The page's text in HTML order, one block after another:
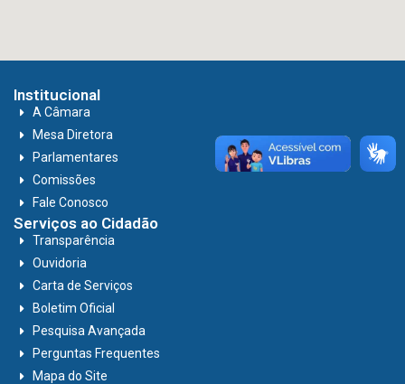
Institucional
A Câmara
Mesa Diretora
Parlamentares
Comissões
Fale Conosco
Serviços ao Cidadão
Transparência
Ouvidoria
Carta de Serviços
Boletim Oficial
Pesquisa Avançada
Perguntas Frequentes
Mapa do Site